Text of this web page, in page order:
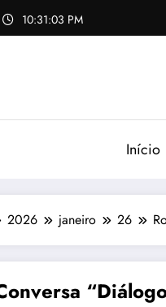
10:31:04 PM
Início
2026 janeiro 26